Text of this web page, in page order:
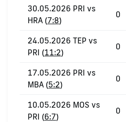
30.05.2026 PRI vs
HRA (7:8)
0
24.05.2026 TEP vs
PRI (11:2)
0
17.05.2026 PRI vs
MBA (5:2)
0
10.05.2026 MOS vs
PRI (6:7)
0